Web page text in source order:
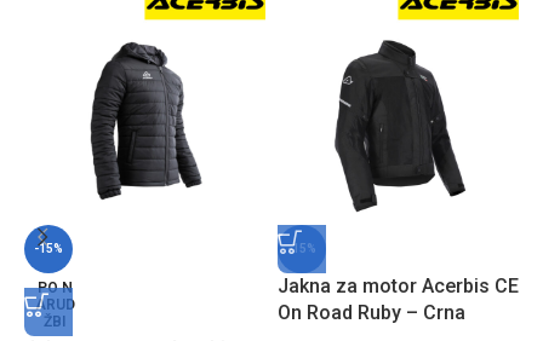
-15%
PO N
ARUD
ŽBI
-15%
Jakna za motor Acerbis CE
On Road Ruby – Crna